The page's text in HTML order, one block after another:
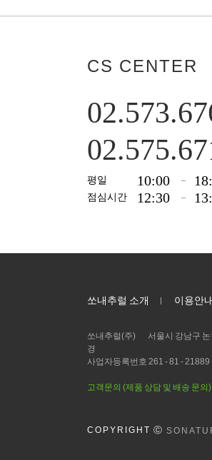
CS CENTER
평일 10:00
점심시간 12:30
쏘내추럴 소개 이용안내
쏘내추럴(주) 서울시 강남구
경
사업자등록번호 261 - 81 - 21889
고객문의 (제품 상담 및 배송 문의)
COPYRIGHT Ⓒ